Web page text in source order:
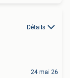
Détails
24 mai 26